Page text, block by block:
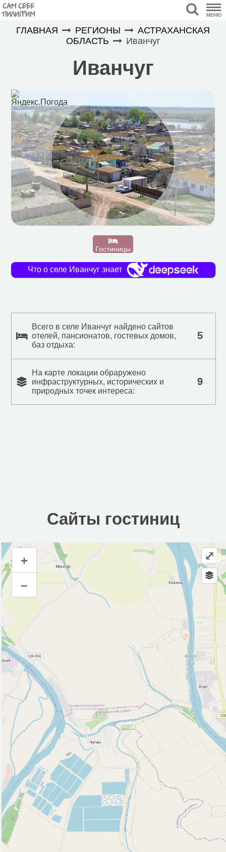
САМ СЕБЕ
ПИЛИГРИМ МЕНЮ
ГЛАВНАЯ РЕГИОНЫ
АСТРАХАНСКАЯ
ОБЛАСТЬ
Иванчуг
Иванчуг
Гостиницы
Что о селе Иванчуг знает
Всего в селе Иванчуг найдено сайтов
отелей, пансионатов, гостевых домов,
баз отдыха:
5
На карте локации обраружено
инфраструктурных, исторических и
природных точек интереса:
9
Сайты гостиниц
Сайты гостиниц
Инфраструктура
Автопарковка (2)
Исторические объекты
Природные объекты
+
–
⤢